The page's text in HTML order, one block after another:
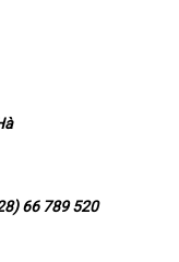
66 789 520